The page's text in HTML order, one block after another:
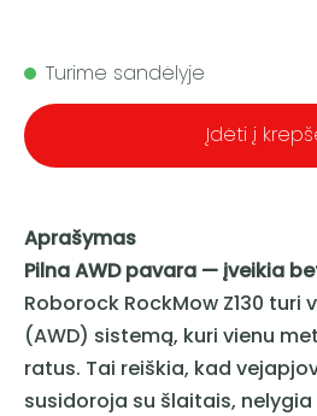
Turime sandėlyje
Įdėti į
Aprašymas
Pilna AWD pavara — įveikia
Roborock RockMow Z130 turi
(AWD) sistemą, kuri vienu
ratus. Tai reiškia, kad
susidoroja su šlaitais,